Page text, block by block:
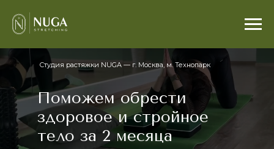
Поможем обрести
здоровое и стройное
тело за 2 месяца
Студия растяжки NUGA — г. Москва, м. Технопарк